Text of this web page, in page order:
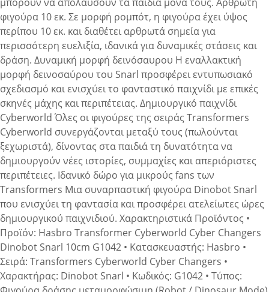
φιγούρα 10 εκ. Σε μορφή ρομπότ, η φιγούρα έχει ύψος
περίπου 10 εκ. και διαθέτει αρθρωτά σημεία για
περισσότερη ευελιξία, ιδανικά για δυναμικές στάσεις και
δράση. Δυναμική μορφή δεινόσαυρου Η εναλλακτική
μορφή δεινοσαύρου του Snarl προσφέρει εντυπωσιακό
σχεδιασμό και ενισχύει το φανταστικό παιχνίδι με επικές
σκηνές μάχης και περιπέτειας. Δημιουργικό παιχνίδι
Cyberworld Όλες οι φιγούρες της σειράς Transformers
Cyberworld συνεργάζονται μεταξύ τους (πωλούνται
ξεχωριστά), δίνοντας στα παιδιά τη δυνατότητα να
δημιουργούν νέες ιστορίες, συμμαχίες και απεριόριστες
περιπέτειες. Ιδανικό δώρο για μικρούς fans των
Transformers Μια συναρπαστική φιγούρα Dinobot Snarl
που ενισχύει τη φαντασία και προσφέρει ατελείωτες ώρες
δημιουργικού παιχνιδιού. Χαρακτηριστικά Προϊόντος •
Προϊόν: Hasbro Transformer Cyberworld Cyber Changers
Dinobot Snarl 10cm G1042 • Κατασκευαστής: Hasbro •
Σειρά: Transformers Cyberworld Cyber Changers •
Χαρακτήρας: Dinobot Snarl • Κωδικός: G1042 • Τύπος: